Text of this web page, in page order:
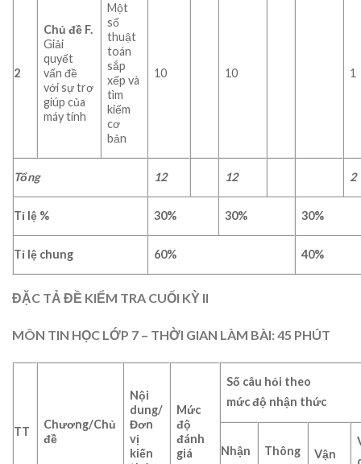
2
Chủ đề F.
Giải
quyết
vấn đề
với sự trợ
giúp của
máy tính
Một
số
thuật
toán
sắp
xếp và
tìm
kiếm
cơ
bản
10 10 1
Tổng 12 12 2
Tỉ lệ % 30% 30% 30%
Tỉ lệ chung 60% 40%
ĐẶC TẢ ĐỀ KIỂM TRA CUỐI KỲ II
MÔN TIN HỌC LỚP 7 – THỜI GIAN LÀM BÀI: 45 PHÚT
TT
Chương/Chủ
đề
Nội
dung/
Đơn
vị
kiến
Mức
độ
đánh
giá
Số câu hỏi theo
mức độ nhận thức
Nhận
Thông
Vận